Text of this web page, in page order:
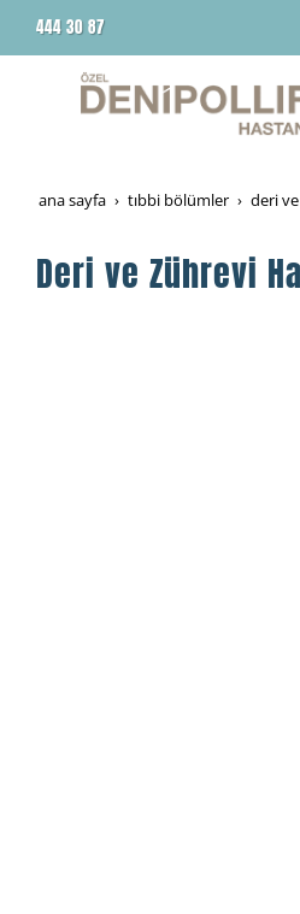
444 30 87
ana sayfa tibbi̇ bölümler deri̇
Deri ve Zührevi